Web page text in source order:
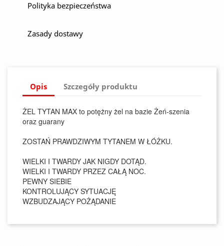
Polityka bezpieczeństwa
Zasady dostawy
Opis Szczegóły produktu
ŻEL TYTAN MAX to potężny żel na bazie Żeń-szenia
oraz guarany
ZOSTAŃ PRAWDZIWYM TYTANEM W ŁÓŻKU.
WIELKI I TWARDY JAK NIGDY DOTĄD.
WIELKI I TWARDY PRZEZ CAŁĄ NOC.
PEWNY SIEBIE
KONTROLUJĄCY SYTUACJĘ
WZBUDZAJĄCY POŻĄDANIE